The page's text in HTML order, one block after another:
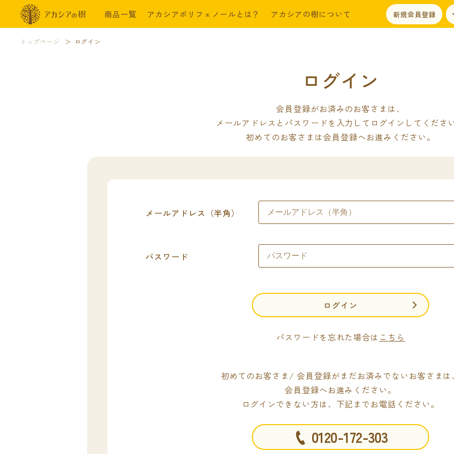
商品一覧 アカシアポリフェノールとは？ アカシアの樹について 新規会員登録
トップページ ログイン
ログイン
会員登録がお済みのお客さまは、
メールアドレスとパスワードを入力してログインしてくださ
初めてのお客さまは会員登録へお進みください。
メールアドレス（半角）
パスワード
ログイン
パスワードを忘れた場合は こちら
初めてのお客さま/ 会員登録がまだお済みでないお客さまは
会員登録へお進みください。
ログインできない方は、下記までお電話ください。
0120-172-303